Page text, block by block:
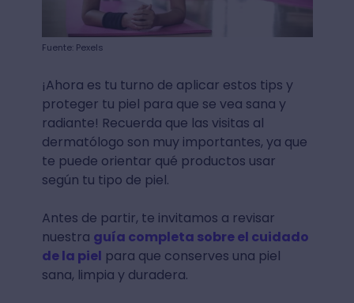
Fuente: Pexels
¡Ahora es tu turno de aplicar estos tips y
proteger tu piel para que se vea sana y
radiante! Recuerda que las visitas al
dermatólogo son muy importantes, ya que
te puede orientar qué productos usar
según tu tipo de piel.
Antes de partir, te invitamos a revisar
nuestra guía completa sobre el cuidado
de la piel para que conserves una piel
sana, limpia y duradera.